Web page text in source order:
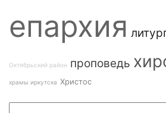
епархия
Октябрьский район проповедь
храмы иркутска Христос